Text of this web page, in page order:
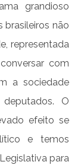
grandioso
não
representada
com
a sociedade
O
efeito se
e temos
para